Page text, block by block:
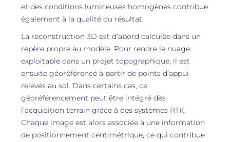
et des conditions lumineuses homogènes contribue
également à la qualité du résultat.
La reconstruction 3D est d’abord calculée dans un
repère propre au modèle. Pour rendre le nuage
exploitable dans un projet topographique, il est
ensuite géoréférencé à partir de points d’appui
relevés au sol. Dans certains cas, ce
géoréférencement peut être intégré dès
l’acquisition terrain grâce à des systèmes RTK.
Chaque image est alors associée à une information
de positionnement centimétrique, ce qui contribue